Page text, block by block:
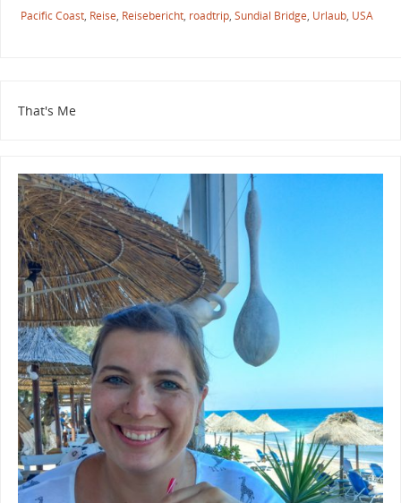
Pacific Coast, Reise, Reisebericht, roadtrip, Sundial Bridge, Urlaub, USA
That's Me